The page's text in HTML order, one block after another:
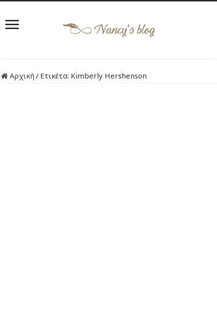
Αρχική / Ετικέτα: Kimberly Hershenson